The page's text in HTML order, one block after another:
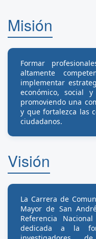
Misión
Formar
altamente
implementar
económico, social
promoviendo una
y que fortalezca las
ciudadanos.
Visión
La Carrera de
Mayor de San
Referencia
dedicada a la